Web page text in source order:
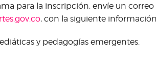
para la inscripción, envíe un correo
, con la siguiente
y pedagogías emergentes.